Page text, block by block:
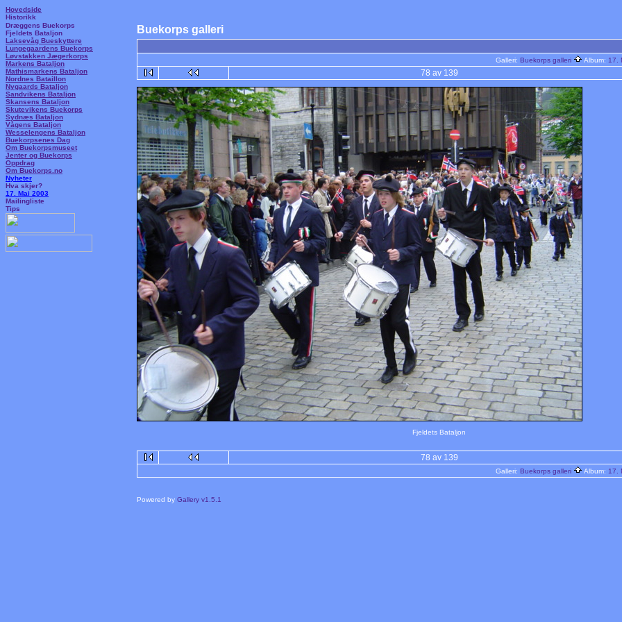
Hovedside
Historikk
Dræggens Buekorps
Fjeldets Bataljon
Laksevåg Bueskyttere
Lungegaardens Buekorps
Løvstakken Jægerkorps
Markens Bataljon
Mathismarkens Bataljon
Nordnes Bataillon
Nygaards Bataljon
Sandvikens Bataljon
Skansens Bataljon
Skutevikens Buekorps
Sydnæs Bataljon
Vågens Bataljon
Wesselengens Bataljon
Buekorpsenes Dag
Om Buekorpsmuseet
Jenter og Buekorps
Oppdrag
Om Buekorps.no
Nyheter
Hva skjer?
17. Mai 2003
Mailingliste
Tips
Buekorps galleri
Galleri: Buekorps galleri Album: 17.
78 av 139
Fjeldets Bataljon
78 av 139
Galleri: Buekorps galleri Album: 17.
Powered by Gallery v1.5.1